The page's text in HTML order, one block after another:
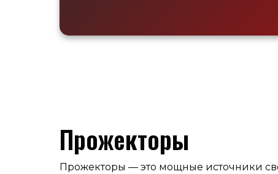
Прожекторы
Прожекторы — это мощные источники